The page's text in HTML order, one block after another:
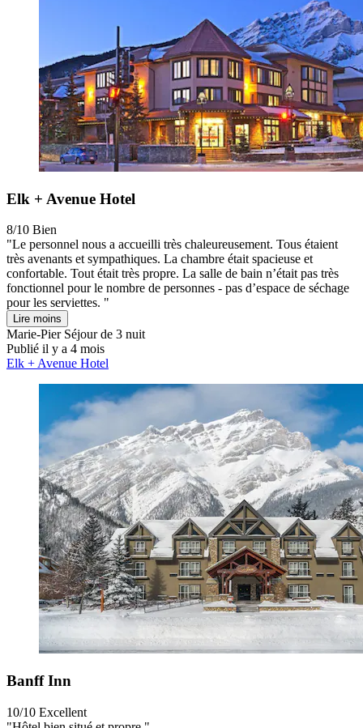
Elk + Avenue Hotel
8/10 Bien
"Le personnel nous a accueilli très chaleureusement. Tous étaient
très avenants et sympathiques. La chambre était spacieuse et
confortable. Tout était très propre. La salle de bain n’était pas très
fonctionnel pour le nombre de personnes - pas d’espace de séchage
pour les serviettes. "
Lire moins
Marie-PierSéjour de 3 nuit
Publié il y a 4 mois
Elk + Avenue Hotel
Banff Inn
10/10 Excellent